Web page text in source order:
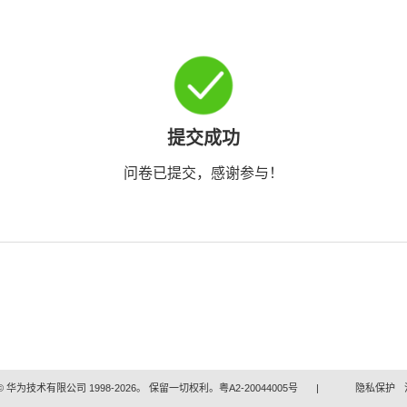
提交成功
问卷已提交，感谢参与！
华为技术有限公司 1998-2026。 保留一切权利。粤A2-20044005号 | 隐私保护